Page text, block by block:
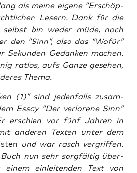
als mei­ne eige­ne “Erschöp­
Lesern. Dank für die
selbst bin weder müde, noch
den “Sinn”, also das “Wofür”
Sekun­den Gedan­ken machen.
rat­los, aufs Gan­ze gese­hen,
Thema.
(1)” sind jeden­falls zusam­
Essay “Der ver­lo­re­ne Sinn”
erschien vor fünf Jah­ren in
ande­ren Tex­ten unter dem
und war rasch ver­grif­fen.
Buch nun sehr sorg­fäl­tig über­
ein­lei­ten­den Text von